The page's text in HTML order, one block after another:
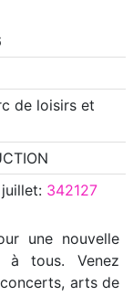
de loisirs et
: 342127
une nouvelle
à tous. Venez
arts de